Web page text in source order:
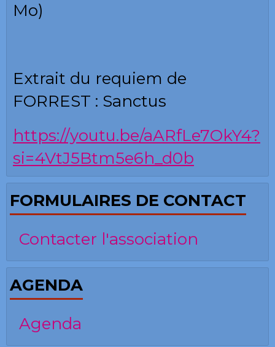
Mo)
Extrait du requiem de
FORREST : Sanctus
https://youtu.be/aARfLe7OkY4?
si=4VtJ5Btm5e6h_d0b
FORMULAIRES DE CONTACT
Contacter l'association
AGENDA
Agenda